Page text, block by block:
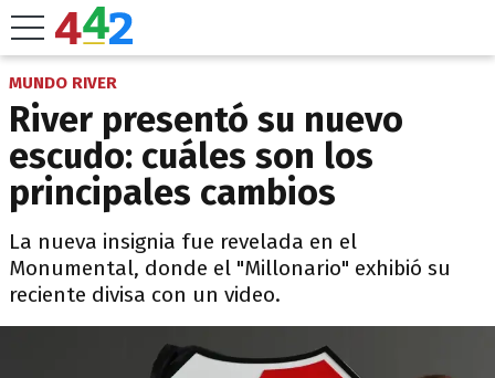
MUNDO RIVER
River presentó su nuevo
escudo: cuáles son los
principales cambios
La nueva insignia fue revelada en el
Monumental, donde el "Millonario" exhibió su
reciente divisa con un video.